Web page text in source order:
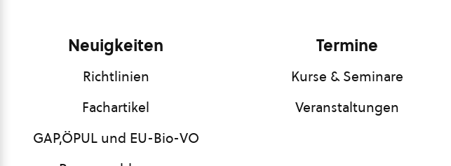
Neuigkeiten
Richtlinien
Fachartikel
GAP,ÖPUL und EU-Bio-VO
Termine
Kurse & Seminare
Veranstaltungen